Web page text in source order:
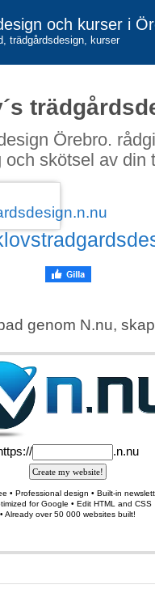
och kurser i
trädgårdsdesign, kurser
Örebro.
och skötsel av din
genom N.nu,